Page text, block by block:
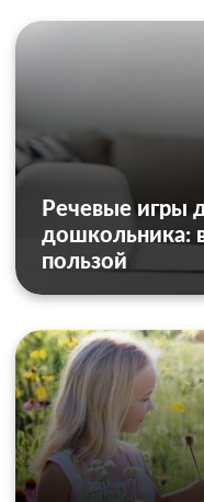
Речевые игры
дошкольника:
пользой